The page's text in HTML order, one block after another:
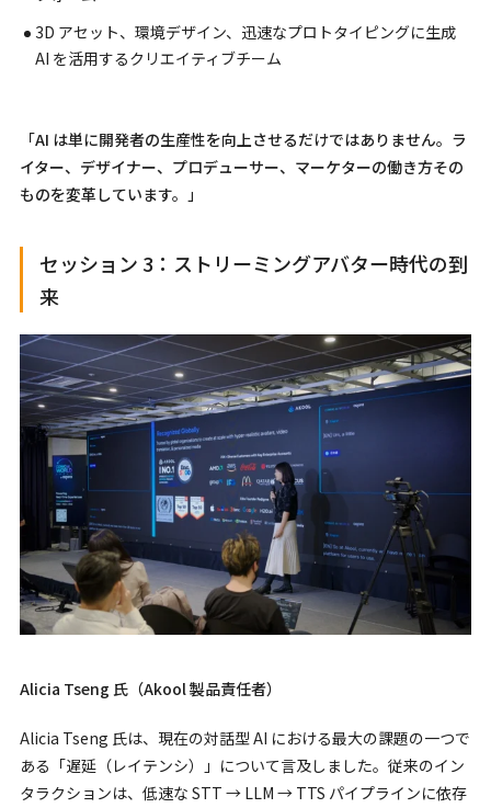
3D アセット、環境デザイン、迅速なプロトタイピングに生成
AI を活用するクリエイティブチーム
「AI は単に開発者の生産性を向上させるだけではありません。ラ
イター、デザイナー、プロデューサー、マーケターの働き方その
ものを変革しています。」
セッション 3：ストリーミングアバター時代の到
来
Alicia Tseng 氏（Akool 製品責任者）
Alicia Tseng 氏は、現在の対話型 AI における最大の課題の一つで
ある「遅延（レイテンシ）」について言及しました。従来のイン
タラクションは、低速な STT → LLM → TTS パイプラインに依存